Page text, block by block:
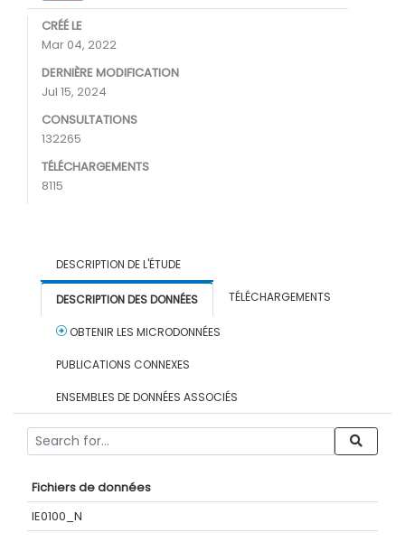
CRÉÉ LE
Mar 04, 2022
DERNIÈRE MODIFICATION
Jul 15, 2024
CONSULTATIONS
132265
TÉLÉCHARGEMENTS
8115
DESCRIPTION DE L'ÉTUDE
DESCRIPTION DES DONNÉES TÉLÉCHARGEMENTS
OBTENIR LES MICRODONNÉES
PUBLICATIONS CONNEXES
ENSEMBLES DE DONNÉES ASSOCIÉS
Fichiers de données
IE0100_N